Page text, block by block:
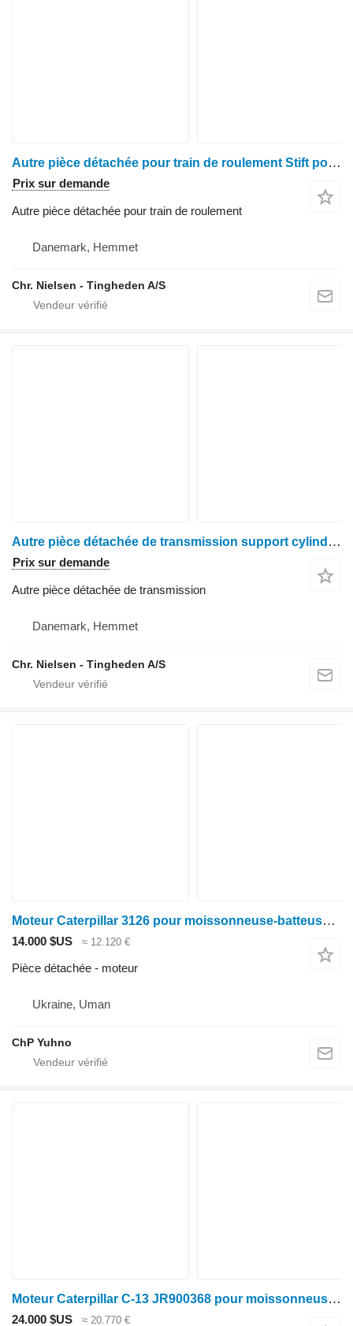
Autre pièce détachée pour train de roulement Stift pour moissonneuse-batteuse Claas Lexion 600
Prix sur demande
Autre pièce détachée pour train de roulement
Danemark, Hemmet
Chr. Nielsen - Tingheden A/S
Autre pièce détachée de transmission support cylinder pour moissonneuse-batteuse Claas Lexion 600
Prix sur demande
Autre pièce détachée de transmission
Danemark, Hemmet
Chr. Nielsen - Tingheden A/S
Moteur Caterpillar 3126 pour moissonneuse-batteuse Claas lexion 460 470
14.000 $US ≈ 12.120 €
Pièce détachée - moteur
Ukraine, Uman
ChP Yuhno
Moteur Caterpillar C-13 JR900368 pour moissonneuse-batteuse Claas Lexion
24.000 $US ≈ 20.770 €